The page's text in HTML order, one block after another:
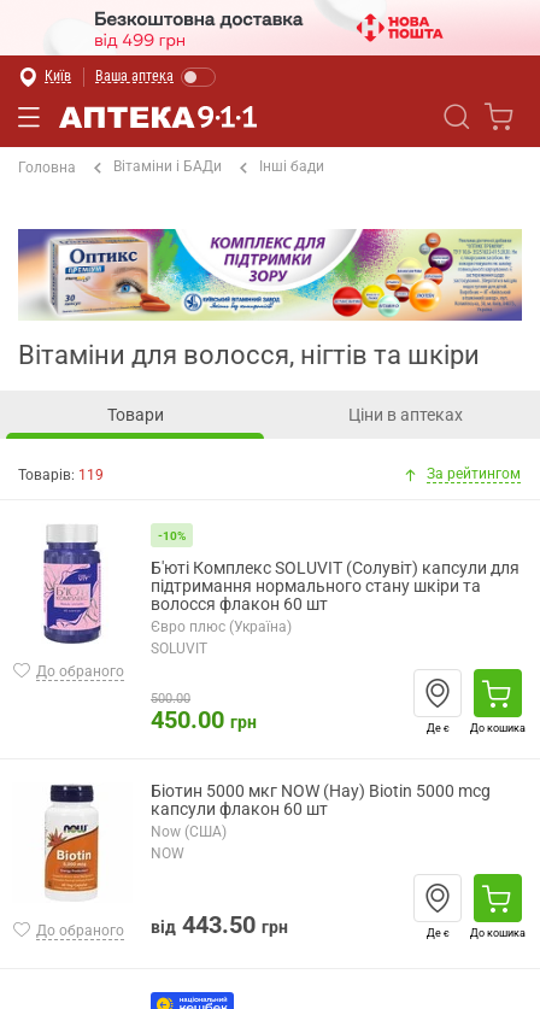
Київ Ваша аптека
Головна Вітаміни і БАДи Інші бади
Вітаміни для волосся, нігтів та шкіри
Товари Ціни в аптеках
Товарів: 119 За рейтингом
До обраного
-10%
Б'юті Комплекс SOLUVIT (Солувіт) капсули для
підтримання нормального стану шкіри та
волосся флакон 60 шт
Євро плюс (Україна)
SOLUVIT
500.00
450.00 грн Де є До кошика
До обраного
Біотин 5000 мкг NOW (Нау) Biotin 5000 mcg
капсули флакон 60 шт
Now (США)
NOW
від 443.50 грн Де є До кошика